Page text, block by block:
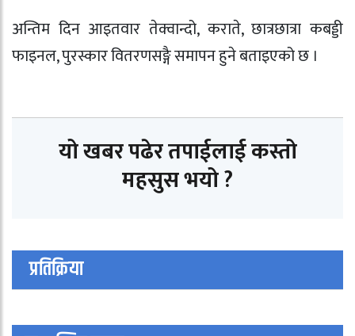
अन्तिम दिन आइतवार तेक्वान्दो, कराते, छात्रछात्रा कबड्डी
फाइनल, पुरस्कार वितरणसङ्गै समापन हुने बताइएको छ ।
यो खबर पढेर तपाईलाई कस्तो
महसुस भयो ?
प्रतिक्रिया